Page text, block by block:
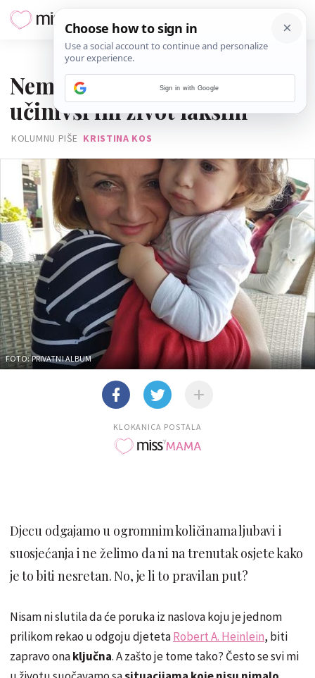
Nemojte uništiti svoju djecu
učinivši im život lakšim
KOLUMNU PIŠE KRISTINA KOS
FOTO: PRIVATNI ALBUM
KLOKANICA POSTALA
Djecu odgajamo u ogromnim količinama ljubavi i
suosjećanja i ne želimo da ni na trenutak osjete kako
je to biti nesretan. No, je li to pravilan put?
Nisam ni slutila da će poruka iz naslova koju je jednom
prilikom rekao u odgoju djetetaRobert A. Heinlein, biti
zapravo onaključna. A zašto je tome tako? Često se svi mi
Sign in with Google